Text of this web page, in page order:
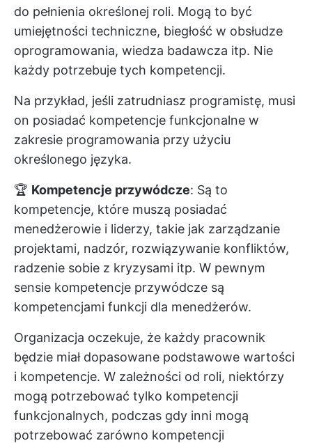
do pełnienia określonej roli. Mogą to być
umiejętności techniczne, biegłość w obsłudze
oprogramowania, wiedza badawcza itp. Nie
każdy potrzebuje tych kompetencji.
Na przykład, jeśli zatrudniasz programistę, musi
on posiadać kompetencje funkcjonalne w
zakresie programowania przy użyciu
określonego języka.
🏆 Kompetencje przywódcze: Są to
kompetencje, które muszą posiadać
menedżerowie i liderzy, takie jak zarządzanie
projektami, nadzór, rozwiązywanie konfliktów,
radzenie sobie z kryzysami itp. W pewnym
sensie kompetencje przywódcze są
kompetencjami funkcji dla menedżerów.
Organizacja oczekuje, że każdy pracownik
będzie miał dopasowane podstawowe wartości
i kompetencje. W zależności od roli, niektórzy
mogą potrzebować tylko kompetencji
funkcjonalnych, podczas gdy inni mogą
potrzebować zarówno kompetencji